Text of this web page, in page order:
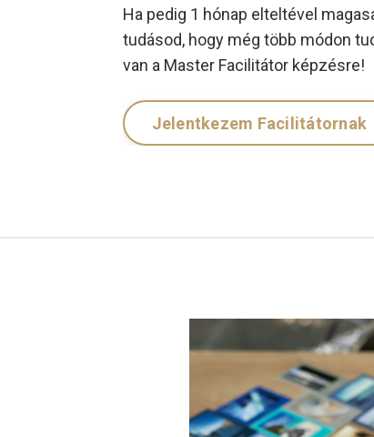
Ha pedig 1 hónap elteltével
tudásod, hogy még több módon
van a Master Facilitátor képzésre!
Jelentkezem Facilitátornak